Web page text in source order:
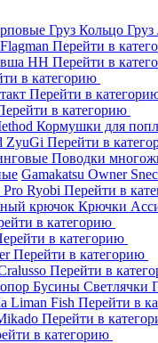
Груз Кольцо
Flagman Перейти в
НН Перейти в
в категорию
Перейти в
в категорию
Кормушки для
ZyuGi Перейти в
Поводки
Gamakatsu Owner
Pro Ryobi Перейти в
крючок Крючки
в категорию
в категорию
Перейти в категорию
Перейти в
Бусины Светлячки
Liman Fish Перейти в
Перейти в
в категорию